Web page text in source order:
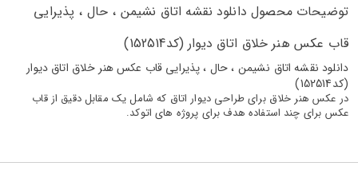
توضیحات محصول دانلود نقشه اتاق نشیمن ، حال ، پذیرایی
قاب عکس هنر خلاق اتاق دیوار (کد152514)
دانلود نقشه اتاق نشیمن ، حال ، پذیرایی قاب عکس هنر خلاق اتاق دیوار
(کد152514)
در عکس هنر خلاق برای طراحی دیوار اتاق که شامل یک مقابل دقیق از قاب
عکس برای چند استفاده هدف برای پروژه های اتوکد.